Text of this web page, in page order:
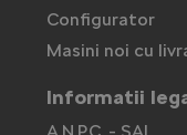
Configurator
Masini noi cu
Informatii